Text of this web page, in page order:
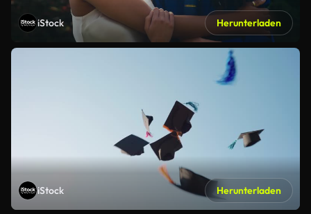
iStock Herunterladen
iStock Herunterladen